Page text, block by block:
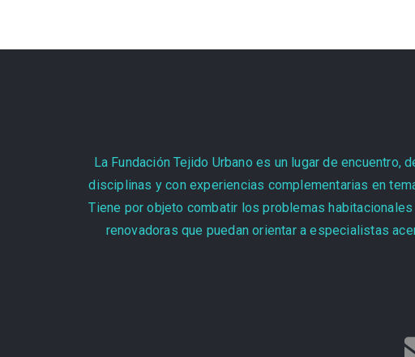
La Fundación Tejido Urbano es un lugar de
disciplinas y con experiencias complementarias en
Tiene por objeto combatir los problemas
renovadoras que puedan orientar a especialistas